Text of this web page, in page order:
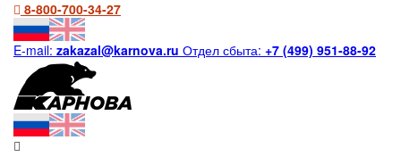
8-800-700-34-27
E-mail: zakazal@karnova.ru Отдел сбыта: +7 (499) 951-88-92